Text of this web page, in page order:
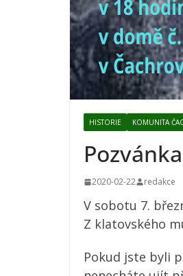
HISTORIE KOMUNITA
2020-02-22 redakce
V sobotu 7.
Z klatovského
Pokud jste byli